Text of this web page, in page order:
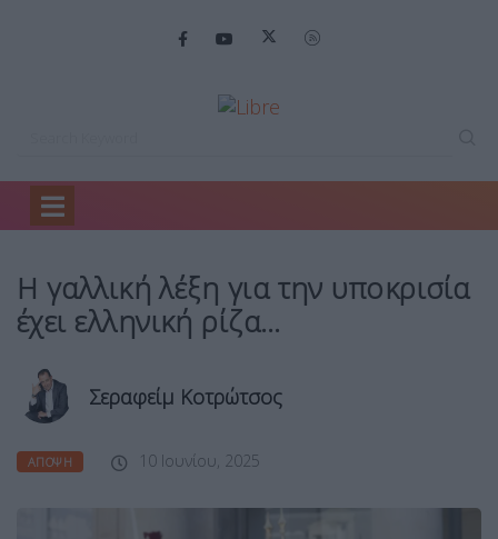
Home
Η γαλλική λέξη για την υποκρισία
έχει ελληνική ρίζα…
Σεραφείμ Κοτρώτσος
ΆΠΟΨΗ 10 Ιουνίου, 2025